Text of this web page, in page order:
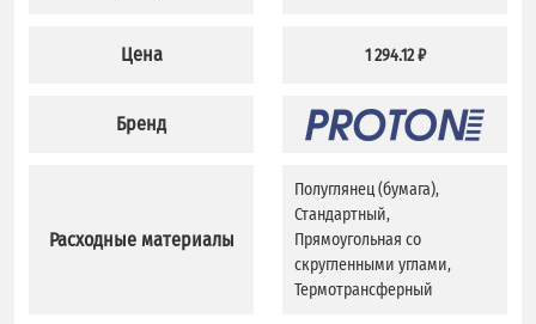
Цена
Бренд
Расходные материалы
1 294.12 ₽
Полуглянец (бумага),
Стандартный,
Прямоугольная со
скругленными углами,
Термотрансферный